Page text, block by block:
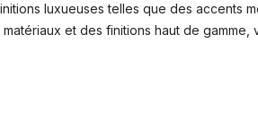
luxueuses telles que des accents
et des finitions haut de gamme,